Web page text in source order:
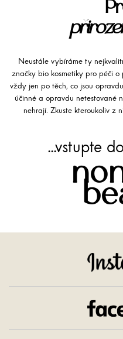
Neustále vybíráme ty
značky bio kosmetiky pro péči o
vždy jen po těch, co jsou
účinné a opravdu netestované
nehrají. Zkuste kteroukoliv z
...vstupte